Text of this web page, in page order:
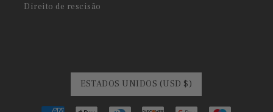
Direito de rescisão
ESTADOS UNIDOS (USD $)